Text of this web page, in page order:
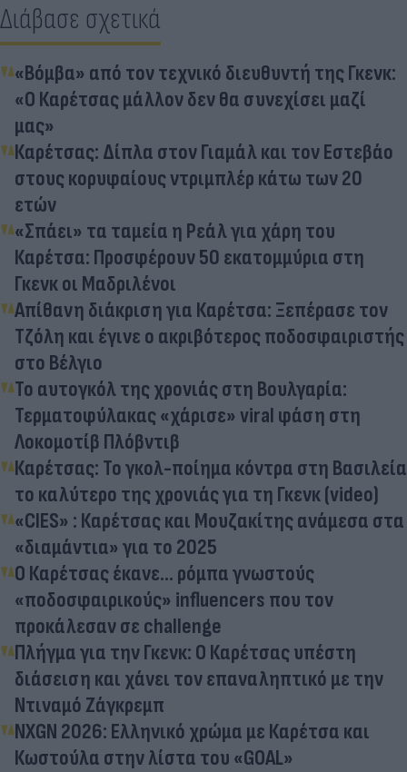
Διάβασε σχετικά
«Βόμβα» από τον τεχνικό διευθυντή της Γκενκ:
«Ο Καρέτσας μάλλον δεν θα συνεχίσει μαζί
μας»
Καρέτσας: Δίπλα στον Γιαμάλ και τον Εστεβάο
στους κορυφαίους ντριμπλέρ κάτω των 20
ετών
«Σπάει» τα ταμεία η Ρεάλ για χάρη του
Καρέτσα: Προσφέρουν 50 εκατομμύρια στη
Γκενκ οι Μαδριλένοι
Απίθανη διάκριση για Καρέτσα: Ξεπέρασε τον
Τζόλη και έγινε ο ακριβότερος ποδοσφαιριστής
στο Βέλγιο
Το αυτογκόλ της χρονιάς στη Βουλγαρία:
Τερματοφύλακας «χάρισε» viral φάση στη
Λοκομοτίβ Πλόβντιβ
Καρέτσας: Το γκολ-ποίημα κόντρα στη Βασιλεία
το καλύτερο της χρονιάς για τη Γκενκ (video)
«CIES» : Καρέτσας και Μουζακίτης ανάμεσα στα
«διαμάντια» για το 2025
Ο Καρέτσας έκανε... ρόμπα γνωστούς
«ποδοσφαιρικούς» influencers που τον
προκάλεσαν σε challenge
Πλήγμα για την Γκενκ: Ο Καρέτσας υπέστη
διάσειση και χάνει τον επαναληπτικό με την
Ντιναμό Ζάγκρεμπ
NXGN 2026: Ελληνικό χρώμα με Καρέτσα και
Κωστούλα στην λίστα του «GOAL»